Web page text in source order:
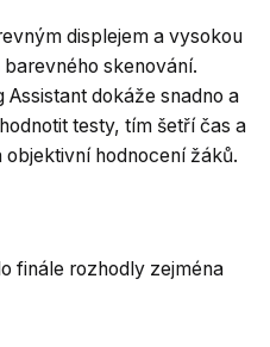
displejem a vysokou
skenování.
Assistant dokáže snadno a
testy, tím šetří čas a
hodnocení žáků.
finále rozhodly zejména